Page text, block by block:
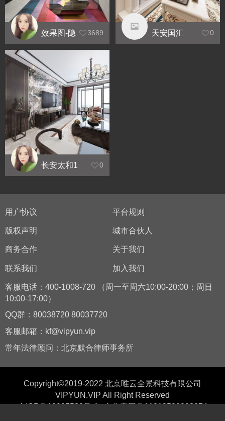
效果图-隐
蔽工程-完
工实景 葛
洲坝北京
中国府
3689 天安国汇 0
长安太和1
号楼
0
用户协议 平台规则
版权声明 城市合伙人
商务合作 关于我们
联系我们 加入我们
客服电话：400-1008-720 （周一至周六10:00-20:00；周日
10:00-17:00）
QQ群：80038720 80037720
客服邮箱：kf@vipyun.vip
常年法律顾问：北京默合律师事务所
Copyright©2019-2022 北京唯云全景科技有限公司
VIPYUN.VIP All Right Reserved